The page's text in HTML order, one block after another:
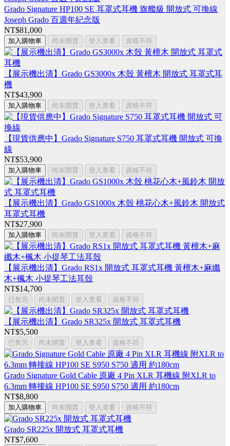
Grado Signature HP100 SE 耳罩式耳機 旗艦級 開放式 可換線
Joseph Grado 百週年紀念版
NT$81,000
加入購物車 尚未開賣 登入查看 資格不符
【展示機出清】Grado GS3000x 木殼 黃檀木 開放式 耳罩式耳
機
NT$43,900
加入購物車 尚未開賣 登入查看 資格不符
【現貨供應中】Grado Signature S750 耳罩式耳機 開放式 可換
線
NT$53,900
加入購物車 尚未開賣 登入查看 資格不符
【展示機出清】Grado GS1000x 木殼 桃花心木+風鈴木 開放式
耳罩式耳機
NT$27,900
加入購物車 尚未開賣 登入查看 資格不符
【展示機出清】Grado RS1x 開放式 耳罩式耳機 黃檀木+麻纖
木+楓木 小提琴工法耳殼
NT$14,700
已售完 尚未開賣 登入查看 資格不符
【展示機出清】Grado SR325x 開放式 耳罩式耳機
NT$5,500
已售完 尚未開賣 登入查看 資格不符
Grado Signature Gold Cable 原廠 4 Pin XLR 耳機線 附XLR to
6.3mm 轉接線 HP100 SE S950 S750 適用 約180cm
NT$8,800
加入購物車 尚未開賣 登入查看 資格不符
Grado SR225x 開放式 耳罩式耳機
NT$7,600